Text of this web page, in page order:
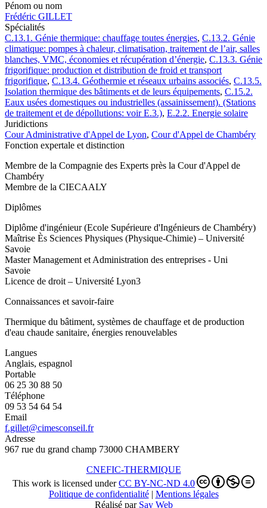
Pénom ou nom
Frédéric GILLET
Spécialités
C.13.1. Génie thermique: chauffage toutes énergies, C.13.2. Génie
climatique: pompes à chaleur, climatisation, traitement de l’air, salles
blanches, VMC, économies et récupération d’énergie, C.13.3. Génie
frigorifique: production et distribution de froid et transport
frigorifique, C.13.4. Géothermie et réseaux urbains associés, C.13.5.
Isolation thermique des bâtiments et de leurs équipements, C.15.2.
Eaux usées domestiques ou industrielles (assainissement). (Stations
de traitement et de dépollutions: voir E.3.), E.2.2. Energie solaire
Juridictions
Cour Administrative d'Appel de Lyon, Cour d'Appel de Chambéry
Fonction expertale et distinction
Membre de la Compagnie des Experts près la Cour d'Appel de
Chambéry
Membre de la CIECAALY
Diplômes
Diplôme d'ingénieur (Ecole Supérieure d'Ingénieurs de Chambéry)
Maîtrise Ès Sciences Physiques (Physique-Chimie) – Université
Savoie
Master Management et Administration des entreprises - Uni
Savoie
Licence de droit – Université Lyon3
Connaissances et savoir-faire
Thermique du bâtiment, systèmes de chauffage et de production
d'eau chaude sanitaire, énergies renouvelables
Langues
Anglais, espagnol
Portable
06 25 30 88 50
Téléphone
09 53 54 64 54
Email
f.gillet@cimesconseil.fr
Adresse
967 rue du grand champ 73000 CHAMBERY
CNEFIC-THERMIQUE
This work is licensed underCC BY-NC-ND 4.0
Politique de confidentialité| Mentions légales
Réalisé par Say Web